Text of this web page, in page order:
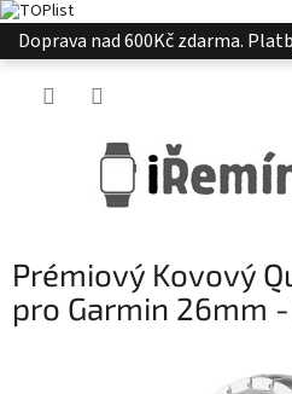
Přejít
na
Doprava nad 600Kč zdarma.
Prémiový Kovový
pro Garmin 26mm